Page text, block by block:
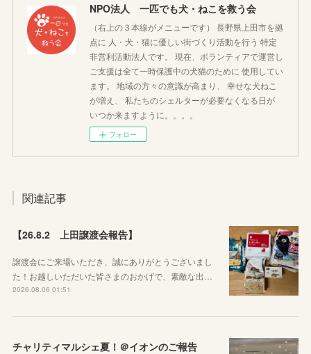
NPO法人 一匹でも犬・ねこを救う会
（右上の３本線がメニューです） 長野県上田市を拠
点に 人・犬・猫に優しい街づくり活動を行う 特定
非営利活動法人です。 現在、ボランティアで運営し
ご支援は全て一時保護中の犬猫のために 使用してい
ます。 地域の方々の意識が高まり、 幸せな犬ねこ
が増え、 私たちのシェルターが必要なくなる日が
いつか来ますように。。。。
フォロー
関連記事
【26.8.2 上田譲渡会報告】
譲渡会にご来場いただき、誠にありがとうございまし
た！お越しいただいた皆さまのおかげで、素敵な出…
2026.08.06 01:51
チャリティマルシェ夏！＠イオンのご報告